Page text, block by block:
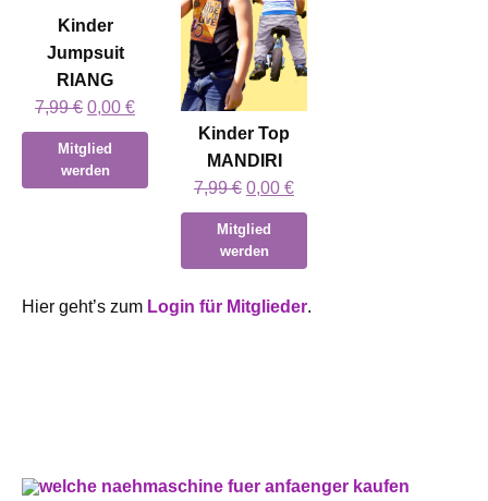
Kinder
Jumpsuit
RIANG
7,99€ Ursprünglicher
Preis
war:
7,99 €
0,00 €Aktueller
Preis
0,00 €.
Mitglied
werden
Kinder Top
MANDIRI
7,99€ Ursprünglicher
Preis
war:
7,99 €
0,00 €Aktueller
Preis
0,00 €.
Mitglied
werden
Hier geht’s zum Login für Mitglieder.